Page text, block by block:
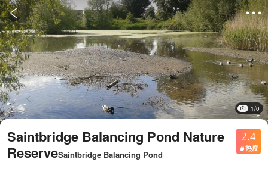
 
1/0
Saintbridge Balancing Pond Nature
ReserveSaintbridge Balancing Pond
2.4
 热度